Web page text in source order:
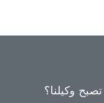
وكيلنا؟